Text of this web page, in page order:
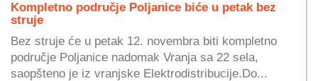
Kompletno područje Poljanice biće u petak bez
struje
Bez struje će u petak 12. novembra biti kompletno
područje Poljanice nadomak Vranja sa 22 sela,
saopšteno je iz vranjske Elektrodistribucije.Do...